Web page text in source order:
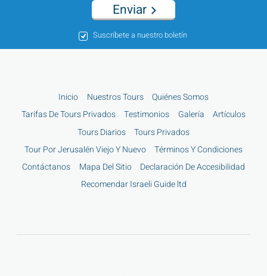
Suscríbete a nuestro boletín
Enviar
Inicio Nuestros Tours
Quiénes Somos
Tarifas De Tours Privados
Testimonios Galería
Artículos
Tours Diarios
Tours Privados
Tour Por Jerusalén Viejo Y Nuevo
Términos Y Condiciones
Contáctanos
Mapa Del Sitio
Declaración De Accesibilidad
Recomendar Israeli Guide ltd